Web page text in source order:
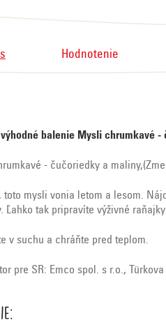
Hodnotenie
balenie Mysli chrumkavé -
- čučoriedky a maliny,
toto mysli vonia letom a lesom.
Ľahko tak pripravíte výživné
v suchu a chráňte pred teplom.
pre SR: Emco spol. s r.o.,